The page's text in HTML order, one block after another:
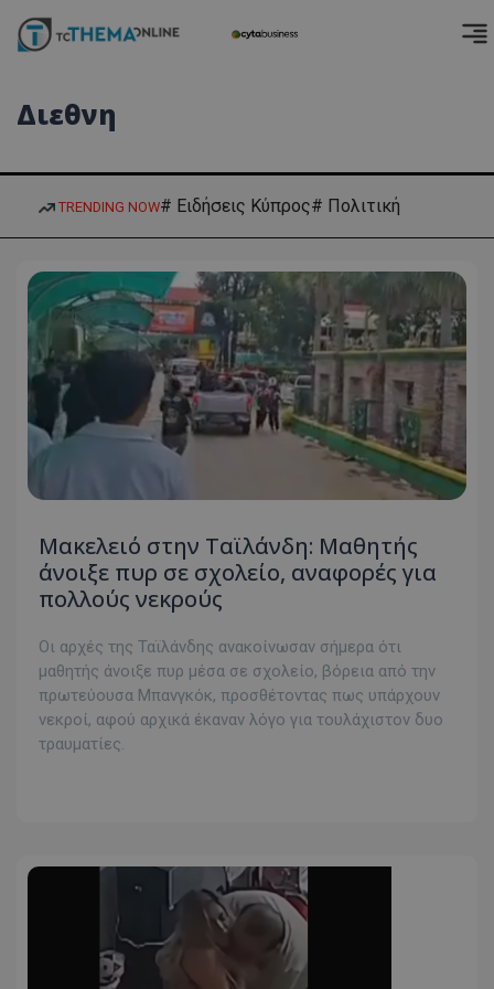
Διεθνη
TRENDING NOW# Ειδήσεις Κύπρος# Πολιτική
Μακελειό στην Ταϊλάνδη: Μαθητής
άνοιξε πυρ σε σχολείο, αναφορές για
πολλούς νεκρούς
Οι αρχές της Ταϊλάνδης ανακοίνωσαν σήμερα ότι
μαθητής άνοιξε πυρ μέσα σε σχολείο, βόρεια από την
πρωτεύουσα Μπανγκόκ, προσθέτοντας πως υπάρχουν
νεκροί, αφού αρχικά έκαναν λόγο για τουλάχιστον δυο
τραυματίες.